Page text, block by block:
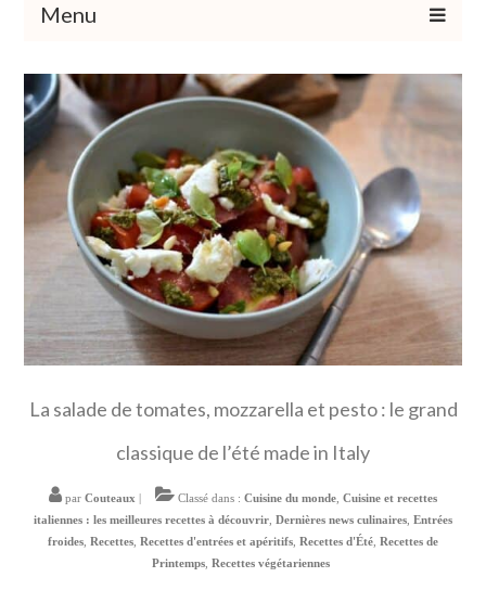
Menu
Recettes
Vins et cocktails
Restaurants – Sorties
Food Trotter
La salade de tomates, mozzarella et pesto : le grand
classique de l’été made in Italy
par Couteaux | Classé dans : Cuisine du monde Cuisine et recettes
italiennes : les meilleures recettes à découvrir Dernières news culinaires Entrées
froides Recettes Recettes d'entrées et apéritifs Recettes d'Été Recettes de
Printemps, Recettes végétariennes